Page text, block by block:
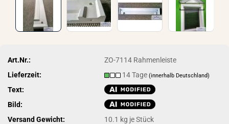
Art.Nr.:
ZO-7114 Rahmenleiste
Lieferzeit:
14 Tage(innerhalb Deutschland)
Text:
Bild:
Versand Gewicht:
10.1 kg je Stück